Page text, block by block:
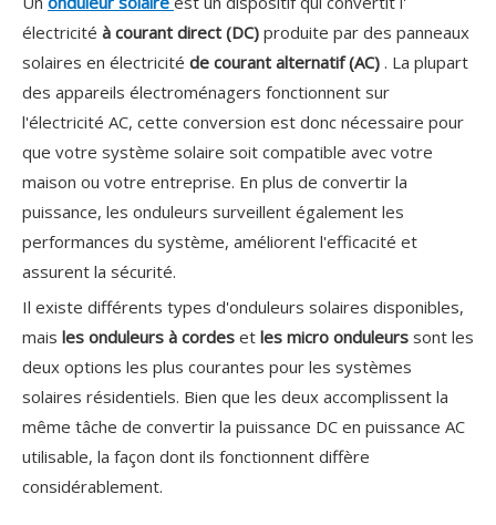
électricité à courant direct (DC) produite par des panneaux
solaires en électricité de courant alternatif (AC) . La plupart
des appareils électroménagers fonctionnent sur
l'électricité AC, cette conversion est donc nécessaire pour
que votre système solaire soit compatible avec votre
maison ou votre entreprise. En plus de convertir la
puissance, les onduleurs surveillent également les
performances du système, améliorent l'efficacité et
assurent la sécurité.
Il existe différents types d'onduleurs solaires disponibles,
mais les onduleurs à cordes et les micro onduleurs sont les
deux options les plus courantes pour les systèmes
solaires résidentiels. Bien que les deux accomplissent la
même tâche de convertir la puissance DC en puissance AC
utilisable, la façon dont ils fonctionnent diffère
considérablement.